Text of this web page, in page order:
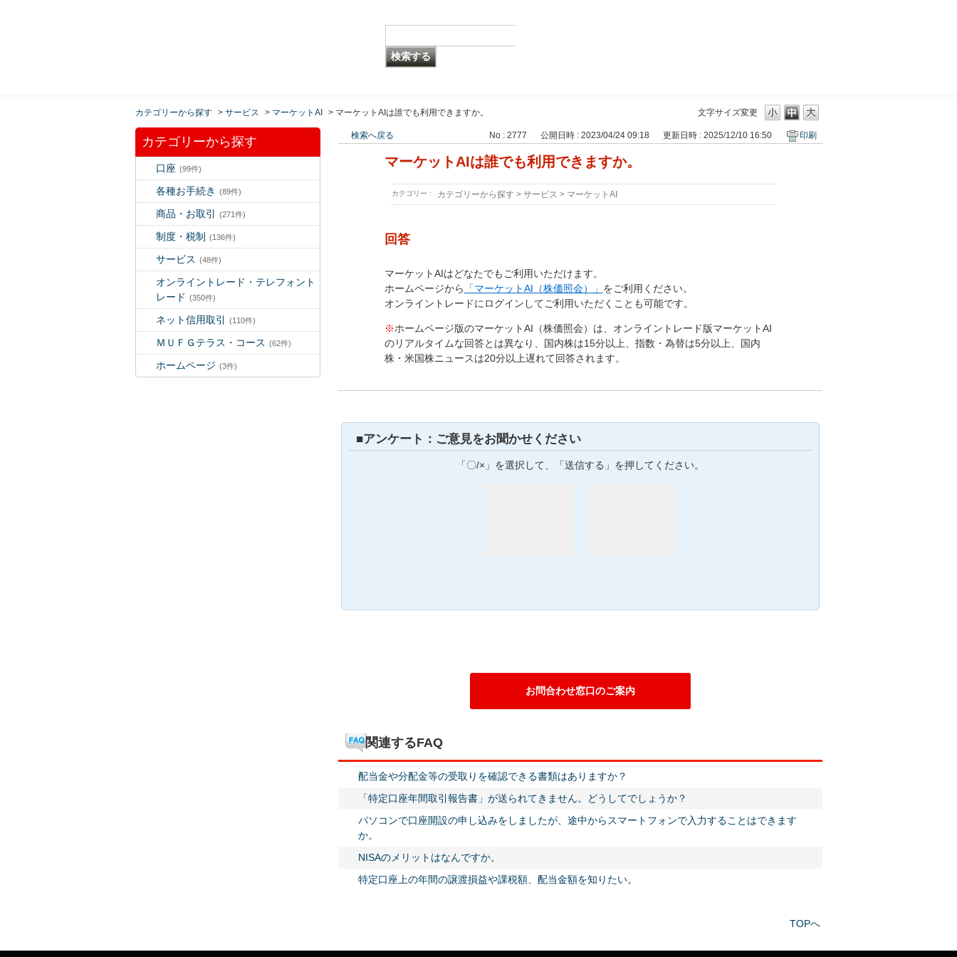
文字サイズ変更
カテゴリーから探す > サービス > マーケットAI > マーケットAIは誰でも利用できますか。
カテゴリーから探す
口座 (99件)
各種お手続き (89件)
商品・お取引 (271件)
制度・税制 (136件)
サービス (48件)
オンライントレード・テレフォント
レード (350件)
ネット信用取引 (110件)
ＭＵＦＧテラス・コース (62件)
ホームページ (3件)
検索へ戻る No : 2777 公開日時 : 2023/04/24 09:18 更新日時 : 2025/12/10 16:50 印刷
マーケットAIは誰でも利用できますか。
カテゴリー : カテゴリーから探す > サービス > マーケットAI
回答
マーケットAIはどなたでもご利用いただけます。
ホームページから 「マーケットAI（株価照会）」 をご利用ください。
オンライントレードにログインしてご利用いただくことも可能です。
※ホームページ版のマーケットAI（株価照会）は、オンライントレード版マーケットAI
のリアルタイムな回答とは異なり、国内株は15分以上、指数・為替は5分以上、国内
株・米国株ニュースは20分以上遅れて回答されます。
■アンケート：ご意見をお聞かせください
「〇/×」を選択して、「送信する」を押してください。
お問合わせ窓口のご案内
関連するFAQ
配当金や分配金等の受取りを確認できる書類はありますか？
「特定口座年間取引報告書」が送られてきません。どうしてでしょうか？
パソコンで口座開設の申し込みをしましたが、途中からスマートフォンで入力することはできます
か。
NISAのメリットはなんですか。
特定口座上の年間の譲渡損益や課税額、配当金額を知りたい。
TOPへ